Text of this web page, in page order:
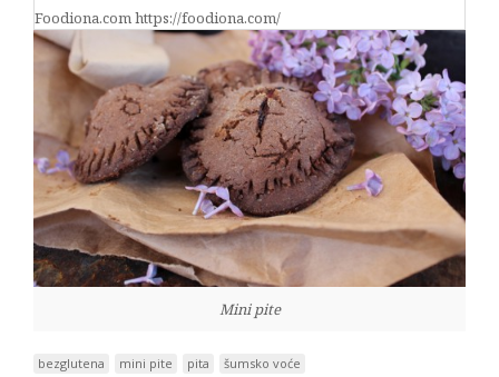
Foodiona.com https://foodiona.com/
Mini pite
bezglutena mini pite pita šumsko voće